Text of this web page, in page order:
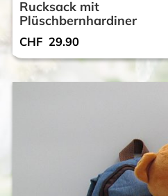
Rucksack mit
Plüschbernhardiner
CHF 29.90